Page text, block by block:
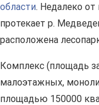
области. Недалеко
протекает р.
расположена
Комплекс (площадь
малоэтажных,
площадью 150000